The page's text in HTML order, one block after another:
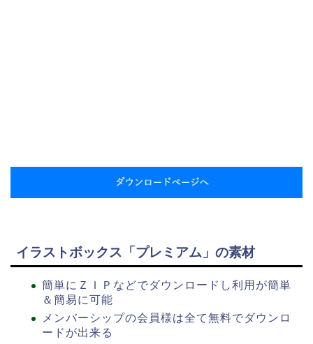
イラストボックス「プレミアム」の素材
簡単にＺＩＰなどでダウンロードし利用が簡単
＆簡易に可能
メンバーシップの会員様は全て無料でダウンロ
ードが出来る